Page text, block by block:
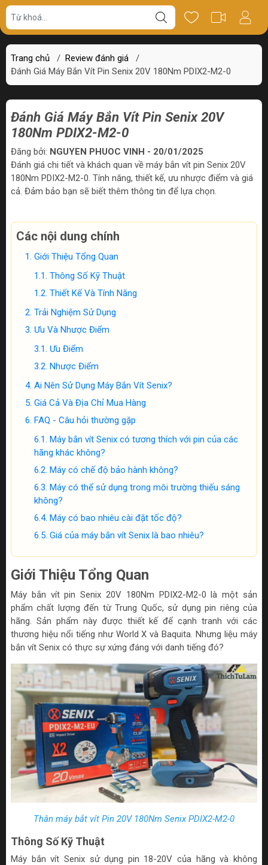
Trang chủ / Review đánh giá
/
Đánh Giá Máy Bắn Vít Pin Senix 20V 180Nm PDIX2-M2-0
Đánh Giá Máy Bắn Vít Pin Senix 20V
180Nm PDIX2-M2-0
Đăng bởi: NGUYEN PHUOC VINH - 20/01/2025
Đánh giá chi tiết và khách quan về máy bắn vít pin Senix 20V
180Nm PDIX2-M2-0. Tính năng, thiết kế, ưu nhược điểm và giá
cả. Đảm bảo bạn sẽ biết thêm thông tin để lựa chọn.
Các nội dung chính
Giới Thiệu Tổng Quan
Thông Số Kỹ Thuật
Thiết Kế Và Tính Năng
Trải Nghiệm Sử Dụng
Ưu Và Nhược Điểm
Ưu Điểm
Nhược Điểm
Ai Nên Sử Dụng Máy Bắn Vít Senix?
Giá Cả Và Địa Chỉ Mua Hàng
FAQ - Câu hỏi thường gặp
Máy bắn vít Senix có tương thích với pin của các
hãng khác không?
Máy có chế độ bảo hành không?
Máy có thể sử dụng trong môi trường thiếu sáng
không?
Máy có bao nhiêu cài đặt tốc độ?
Giá của máy bắn vít Senix là bao nhiêu?
Giới Thiệu Tổng Quan
Máy bắn vít pin Senix 20V 180Nm PDIX2-M2-0 là một sản
phẩm chất lượng đến từ Trung Quốc, sử dụng pin riêng của
hãng. Sản phẩm này được thiết kế để cạnh tranh với các
thương hiệu nổi tiếng như World X và Baquita. Nhưng liệu máy
bắn vít Senix có thực sự xứng đáng với danh tiếng đó?
Thân máy bắt vít Pin 20V 180Nm Senix PDIX2-M2-0
Thông Số Kỹ Thuật
Máy bắn vít Senix sử dụng pin 18-20V của hãng và không